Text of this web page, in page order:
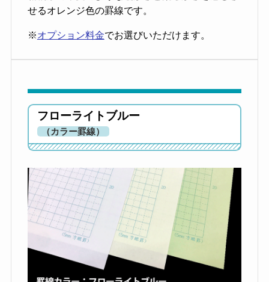
せるオレンジ色の罫線です。
※オプション料金でお選びいただけます。
フローライトブルー
（カラー罫線）